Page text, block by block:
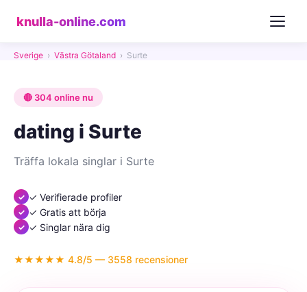
knulla-online.com
Sverige › Västra Götaland › Surte
🔴 304 online nu
dating i Surte
Träffa lokala singlar i Surte
✓ Verifierade profiler
✓ Gratis att börja
✓ Singlar nära dig
★★★★★ 4.8/5 — 3558 recensioner